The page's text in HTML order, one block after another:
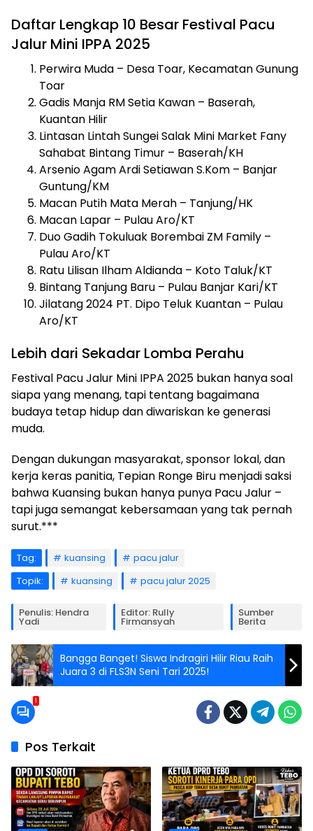
Daftar Lengkap 10 Besar Festival Pacu
Jalur Mini IPPA 2025
Perwira Muda – Desa Toar, Kecamatan Gunung
Toar
Gadis Manja RM Setia Kawan – Baserah,
Kuantan Hilir
Lintasan Lintah Sungei Salak Mini Market Fany
Sahabat Bintang Timur – Baserah/KH
Arsenio Agam Ardi Setiawan S.Kom – Banjar
Guntung/KM
Macan Putih Mata Merah – Tanjung/HK
Macan Lapar – Pulau Aro/KT
Duo Gadih Tokuluak Borembai ZM Family –
Pulau Aro/KT
Ratu Lilisan Ilham Aldianda – Koto Taluk/KT
Bintang Tanjung Baru – Pulau Banjar Kari/KT
Jilatang 2024 PT. Dipo Teluk Kuantan – Pulau
Aro/KT
Lebih dari Sekadar Lomba Perahu
Festival Pacu Jalur Mini IPPA 2025 bukan hanya soal
siapa yang menang, tapi tentang bagaimana
budaya tetap hidup dan diwariskan ke generasi
muda.
Dengan dukungan masyarakat, sponsor lokal, dan
kerja keras panitia, Tepian Ronge Biru menjadi saksi
bahwa Kuansing bukan hanya punya Pacu Jalur –
tapi juga semangat kebersamaan yang tak pernah
surut.***
Tag: kuansing
pacu jalur
Topik:
kuansing pacu jalur 2025
Penulis: Hendra
Yadi
Editor: Rully
Firmansyah
Sumber
Berita
Bangga Banget! Siswa Indragiri Hilir Riau Raih
Juara 3 di FLS3N Seni Tari 2025!
1
Pos Terkait